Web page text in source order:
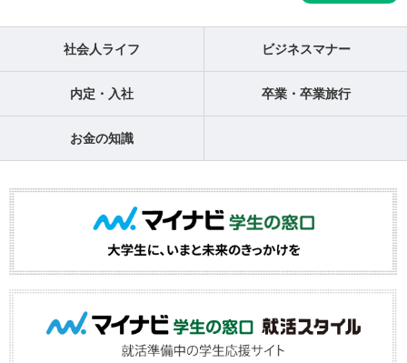
社会人ライフ ビジネスマナー
内定・入社 卒業・卒業旅行
お金の知識